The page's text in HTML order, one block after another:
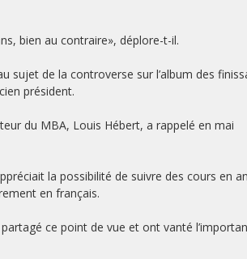
bien au contraire», déplore-t-il.
sujet de la controverse sur l’album des
président.
du MBA, Louis Hébert, a rappelé en mai
la possibilité de suivre des cours en
en français.
ce point de vue et ont vanté